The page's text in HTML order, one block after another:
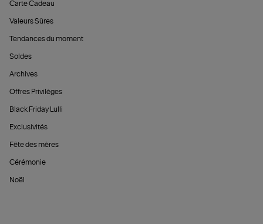
Carte Cadeau
Valeurs Sûres
Tendances du moment
Soldes
Archives
Offres Privilèges
Black Friday Lulli
Exclusivités
Fête des mères
Cérémonie
Noël